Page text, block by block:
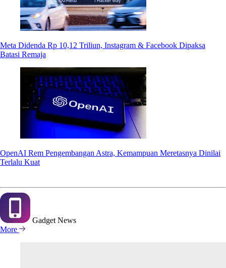
Meta Didenda Rp 10,12 Triliun, Instagram & Facebook Dipaksa
Batasi Remaja
OpenAI Rem Pengembangan Astra, Kemampuan Meretasnya Dinilai
Terlalu Kuat
Gadget News
More